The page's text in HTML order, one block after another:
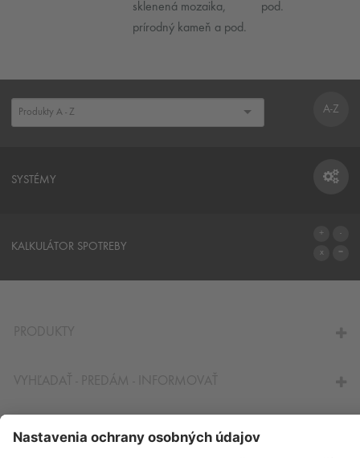
sklenená mozaika,
prírodný kameň a pod.
pod.
A-Z
SYSTÉMY
KALKULÁTOR SPOTREBY